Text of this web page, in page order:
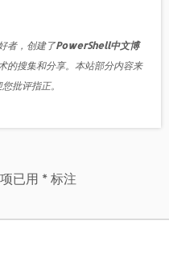
者，创建了PowerShell中文博
搜集和分享。本站部分内容来
批评指正。
已用 *标注